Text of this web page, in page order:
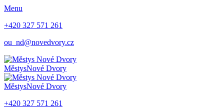
Menu
+420 327 571 261
ou_nd@novedvory.cz
MěstysNové Dvory
MěstysNové Dvory
+420 327 571 261